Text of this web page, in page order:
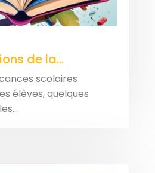
de la...
scolaires
élèves, quelques